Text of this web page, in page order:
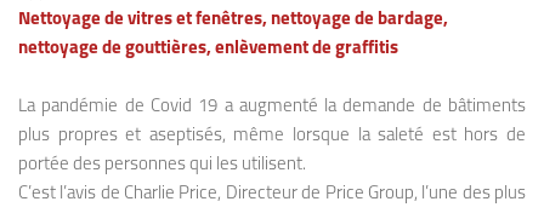
Nettoyage de vitres et fenêtres, nettoyage de bardage,
nettoyage de gouttières, enlèvement de graffitis
La pandémie de Covid 19 a augmenté la demande de bâtiments
plus propres et aseptisés, même lorsque la saleté est hors de
portée des personnes qui les utilisent.
C’est l’avis de Charlie Price, Directeur de Price Group, l’une des plus